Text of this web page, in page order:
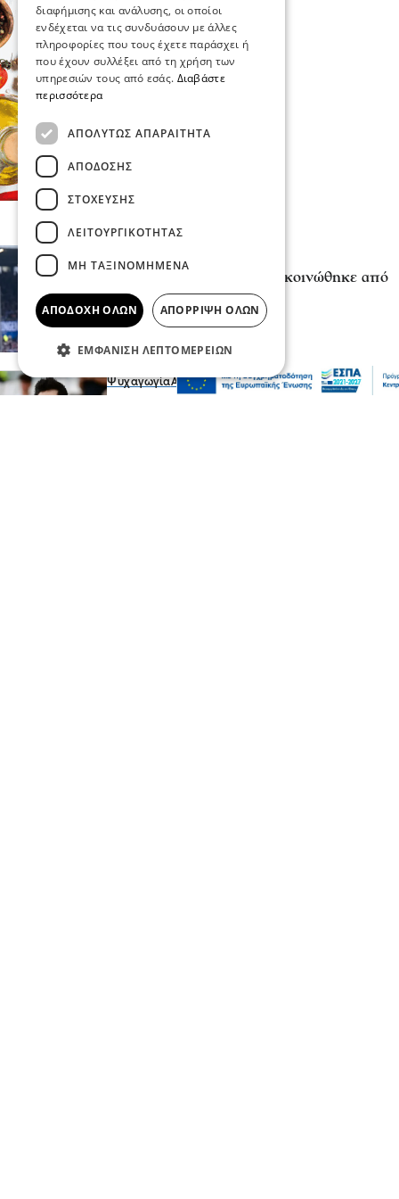
Ο Γιώργος Μασούρας ανακοινώθηκε από
τη ΝΕΟΜ
πριν 1 ώρα
ΨυχαγωγίαΑθλητικά
διαφήμισης και ανάλυσης, οι οποίοι
ενδέχεται να τις συνδυάσουν με άλλες
πληροφορίες που τους έχετε παράσχει ή
που έχουν συλλέξει από τη χρήση των
υπηρεσιών τους από εσάς. Διαβάστε
περισσότερα
ΑΠΟΛΎΤΩΣ ΑΠΑΡΑΊΤΗΤΑ
ΑΠΌΔΟΣΗΣ
ΣΤΌΧΕΥΣΗΣ
ΛΕΙΤΟΥΡΓΙΚΌΤΗΤΑΣ
ΜΗ ΤΑΞΙΝΟΜΗΜΈΝΑ
ΑΠΟΔΟΧΉ ΌΛΩΝ ΑΠΌΡΡΙΨΗ ΌΛΩΝ
ΕΜΦΆΝΙΣΗ ΛΕΠΤΟΜΕΡΕΙΏΝ